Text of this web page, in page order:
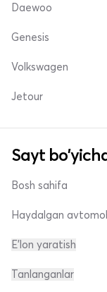
Daewoo
Genesis
Volkswagen
Jetour
Sayt
Bosh sahifa
Haydalgan
E'lon yaratish
Tanlanganlar